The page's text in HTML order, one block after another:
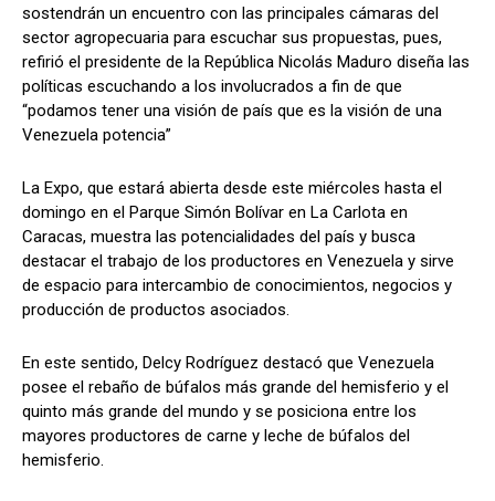
sostendrán un encuentro con las principales cámaras del
sector agropecuaria para escuchar sus propuestas, pues,
refirió el presidente de la República Nicolás Maduro diseña las
políticas escuchando a los involucrados a fin de que
“podamos tener una visión de país que es la visión de una
Venezuela potencia”
La Expo, que estará abierta desde este miércoles hasta el
domingo en el Parque Simón Bolívar en La Carlota en
Caracas, muestra las potencialidades del país y busca
destacar el trabajo de los productores en Venezuela y sirve
de espacio para intercambio de conocimientos, negocios y
producción de productos asociados.
En este sentido, Delcy Rodríguez destacó que Venezuela
posee el rebaño de búfalos más grande del hemisferio y el
quinto más grande del mundo y se posiciona entre los
mayores productores de carne y leche de búfalos del
hemisferio.